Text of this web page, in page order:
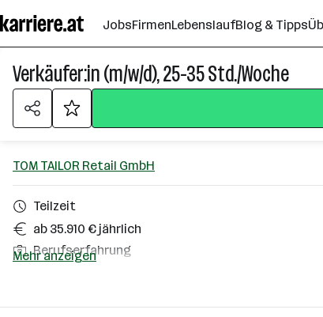
Seiteninhalt
springen
JobsFirmenLebenslaufBlog & Tipps
Verkäufer:in (m/w/d), 25-35 Std./Woche
TOM TAILOR Retail GmbH
Teilzeit
ab 35.910 € jährlich
Berufserfahrung
Mehr anzeigen